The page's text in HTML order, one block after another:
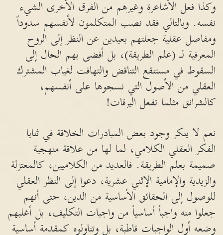
وكذا فعل الأشاعرة وغيرهم من الفرق الأخرى الشيء
نفسه. وبالتالي فقد نصب المتكلمون لأنفسهم سدوداً
ومفاصل عقلية جعلتهم بعيدين عن النظر إلى الروح
المعرفية لـ (علم الطريقة)، بل أفضى بهم الحال إلى
السقوط في مستنقع التناقض والتهافت لغياب المشترك
العقلي من الأصول التي نسجوها على أنفسهم،
كالشرانق مثلما تفعل اليرقات!
نعم لا ينكر وجود بعض المبادرات الخلاقة في ثنايا
الفكر العقلي الكلامي، لما لها من علاقة منهجية
صميمة بعلم الطريقة. فالعديد من الكلاميين، كالمعتزلة
والزيدية والإمامية الإثني عشرية، دعوا إلى النظر العقلي
للوصول إلى الحقائق الأساسية من الدين، حتى أنهم
جعلوا منه واجباً أساسياً من واجبات التكليف، بل أغلبهم
وضعه أول الواجبات قاطبة، بل وتناولوه كمقدمة أساسية